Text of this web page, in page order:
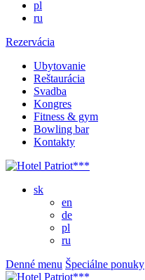
pl
ru
Rezervácia
Ubytovanie
Reštaurácia
Svadba
Kongres
Fitness & gym
Bowling bar
Kontakty
sk
en
de
pl
ru
Denné menu Špeciálne ponuky